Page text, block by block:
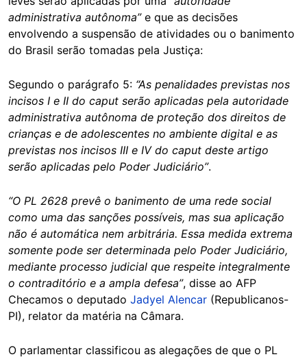
administrativa autônoma”e que as decisões
envolvendo a suspensão de atividades ou o banimento
do Brasil serão tomadas pela Justiça:
Segundo o parágrafo 5: “As penalidades previstas nos
incisos I e II do caput serão aplicadas pela autoridade
administrativa autônoma de proteção dos direitos de
crianças e de adolescentes no ambiente digital e as
previstas nos incisos III e IV do caput deste artigo
serão aplicadas pelo Poder Judiciário”.
“O PL 2628 prevê o banimento de uma rede social
como uma das sanções possíveis, mas sua aplicação
não é automática nem arbitrária. Essa medida extrema
somente pode ser determinada pelo Poder Judiciário,
mediante processo judicial que respeite integralmente
o contraditório e a ampla defesa”, disse ao AFP
Checamos o deputado Jadyel Alencar (Republicanos-
PI), relator da matéria na Câmara.
O parlamentar classificou as alegações de que o PL